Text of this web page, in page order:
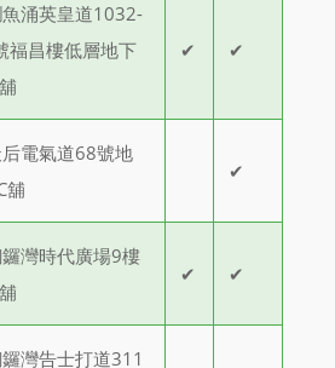
涌英皇道1032-
福昌樓低層地下
✔ ✔
電氣道68號地
舖
✔
灣時代廣場9樓
✔ ✔
灣告士打道311